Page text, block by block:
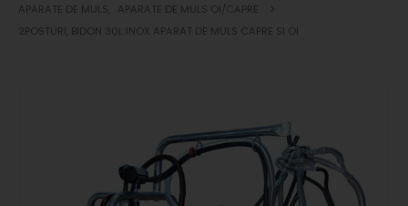
APARATE DE MULS
APARATE DE MULS OI/CAPRE
2POSTURI, BIDON 30L INOX APARAT DE MULS CAPRE SI OI